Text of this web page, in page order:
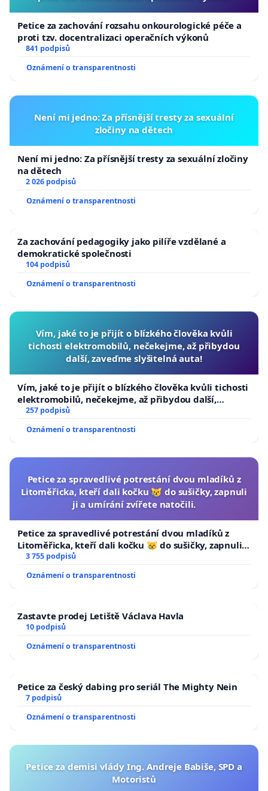
Petice za zachování rozsahu onkourologické péče a
proti tzv. docentralizaci operačních výkonů
841 podpisů
Oznámení o transparentnosti
Není mi jedno: Za přísnější tresty za sexuální
zločiny na dětech
Není mi jedno: Za přísnější tresty za sexuální zločiny
na dětech
2 026 podpisů
Oznámení o transparentnosti
Za zachování pedagogiky jako pilíře vzdělané a
demokratické společnosti
104 podpisů
Oznámení o transparentnosti
Vím, jaké to je přijít o blízkého člověka kvůli
tichosti elektromobilů, nečekejme, až přibydou
další, zaveďme slyšitelná auta!
Vím, jaké to je přijít o blízkého člověka kvůli tichosti
elektromobilů, nečekejme, až přibydou další,
zaveďme slyšitelná auta!
257 podpisů
Oznámení o transparentnosti
Petice za spravedlivé potrestání dvou mladíků z
Litoměřicka, kteří dali kočku 😿 do sušičky, zapnuli
ji a umírání zvířete natočili.
Petice za spravedlivé potrestání dvou mladíků z
Litoměřicka, kteří dali kočku 😿 do sušičky, zapnuli ji
a umírání zvířete natočili.
3 755 podpisů
Oznámení o transparentnosti
Zastavte prodej Letiště Václava Havla
10 podpisů
Oznámení o transparentnosti
Petice za český dabing pro seriál The Mighty Nein
7 podpisů
Oznámení o transparentnosti
Petice za demisi vlády Ing. Andreje Babiše, SPD a
Motoristů